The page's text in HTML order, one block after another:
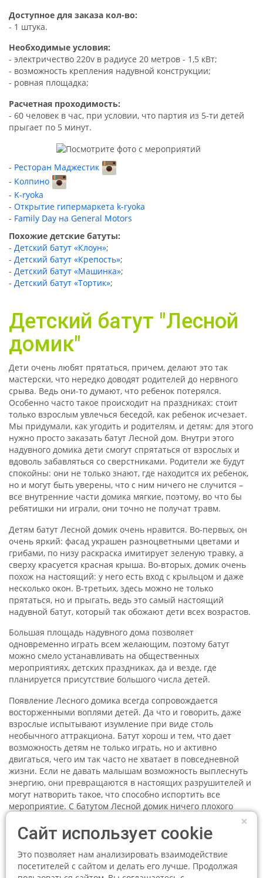
Доступное для заказа кол-во:
- 1 штука.
Необходимые условия:
- электричество 220v в радиусе 20 метров - 1,5 кВт;
- возможность крепления надувной конструкции;
- ровная площадка;
Расчетная проходимость:
- 60 человек в час, при условии, что партия из 5-ти детей
прыгает по 5 минут.
Ресторан Маджестик
Колпино
K-ryoka
Открытие гипермаркета k-ryoka
Family Day на General Motors
Похожие детские батуты:
- Детский батут «Клоун»;
- Детский батут «Крепость»;
- Детский батут «Машинка»;
- Детский батут «Тортик»;
Детский батут "Лесной
домик"
Дети очень любят прятаться, причем, делают это так
мастерски, что нередко доводят родителей до нервного
срыва. Ведь они-то думают, что ребенок потерялся.
Особенно часто такое происходит на праздниках: стоит
только взрослым увлечься беседой, как ребенок исчезает.
Мы придумали, как угодить и родителям, и детям: для этого
нужно просто заказать батут Лесной дом. Внутри этого
надувного домика дети смогут спрятаться от взрослых и
вдоволь забавляться со сверстниками. Родители же будут
спокойны: они не только знают, где находится их ребенок,
но и могут быть уверены, что с ним ничего не случится –
все внутренние части домика мягкие, поэтому, во что бы
ребятишки ни играли, они точно не получат травм.
Детям батут Лесной домик очень нравится. Во-первых, он
очень яркий: фасад украшен разноцветными цветами и
грибами, по низу раскраска имитирует зеленую травку, а
сверху красуется красная крыша. Во-вторых, домик очень
похож на настоящий: у него есть вход с крыльцом и даже
несколько окон. В-третьих, здесь можно не только
прятаться, но и прыгать, ведь это самый настоящий
надувной батут, который так обожают дети всех возрастов.
Большая площадь надувного дома позволяет
одновременно играть всем желающим, поэтому батут
можно смело устанавливать на общественных
мероприятиях, детских праздниках, да и везде, где
планируется присутствие большого числа детей.
Появление Лесного домика всегда сопровождается
восторженными воплями детей. Да что и говорить, даже
взрослые испытывают изумление при виде столь
необычного аттракциона. Батут хорош и тем, что дает
возможность детям не только играть, но и активно
двигаться, чего им так часто не хватает в повседневной
жизни. Если не давать малышам возможность выплеснуть
энергию, они превращаются в настоящих разрушителей и
могут натворить такое, что способно испортить все
мероприятие. С батутом Лесной домик ничего плохого
точно не произойдет: дети будут заняты делом и не станут
играть там, где это может быть опасным. При этом
родители могут немного расслабиться и отдохнуть, не
утруждая себя постоянным контролем за своим чадом.
Батут Лесной домик наполнит детский праздник яркими
×
Сайт использует cookie
Это позволяет нам анализировать взаимодействие
посетителей с сайтом и делать его лучше. Продолжая